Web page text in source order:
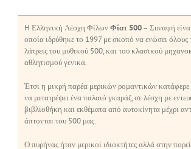
H Ελληνική Λέσχη ΦίλωνΦίατ 500– Συναφή
οποία ιδρύθηκε το 1997 με σκοπό να ενώσει όλους
λάτρεις του μυθικού 500, και του κλασικού
αθλητισμού γενικά.
Έτσι η μικρή παρέα μερικών ρομαντικών
να μετατρέψει ένα παλαιό γκαράζ, σε λέσχη με
βιβλιοθήκη και εκθέματα από αυτοκίνητα μέχρι
άπτονται του 500 μας.
Ο πυρήνας ήταν μερικοί ιδιοκτήτες αλλά στην